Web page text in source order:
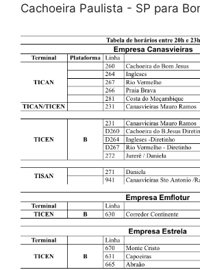
Cachoeira Paulista - SP para